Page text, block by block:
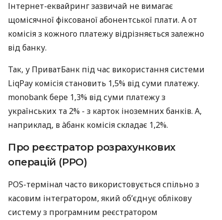
Інтернет-еквайринг зазвичай не вимагає
щомісячної фіксованої абонентської плати. А от
комісія з кожного платежу відрізняється залежно
від банку.
Так, у ПриватБанк під час використання системи
LiqPay комісія становить 1,5% від суми платежу.
monobank бере 1,3% від суми платежу з
українських та 2% - з карток іноземних банків. А,
наприклад, в àбанк комісія складає 1,2%.
Про реєстратор розрахункових
операцій (РРО)
POS-термінал часто використовується спільно з
касовим інтегратором, який об’єднує облікову
систему з програмним реєстратором